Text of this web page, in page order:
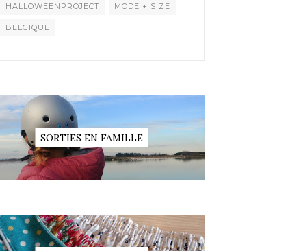
HALLOWEENPROJECT MODE + SIZE
BELGIQUE
SORTIES EN FAMILLE